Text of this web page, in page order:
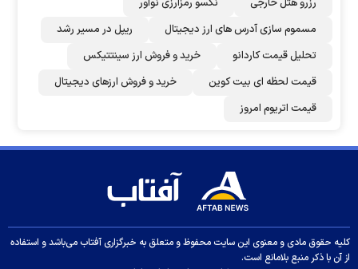
مسموم سازی آدرس های ارز دیجیتال
ریپل در مسیر رشد
تحلیل قیمت کاردانو
خرید و فروش ارز سینتتیکس
قیمت لحظه ای بیت کوین
خرید و فروش ارزهای دیجیتال
قیمت اتریوم امروز
کلیه حقوق مادی و معنوی این سایت محفوظ و متعلق به خبرگزاری آفتاب می‌باشد و استفاده
از آن با ذکر منبع بلامانع است.